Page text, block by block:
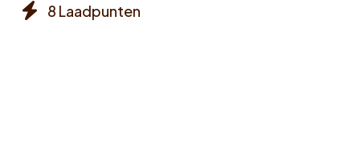
times8 Laadpunten